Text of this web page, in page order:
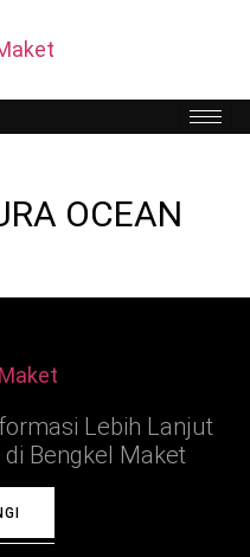
OCEAN
Lebih Lanjut
Bengkel Maket